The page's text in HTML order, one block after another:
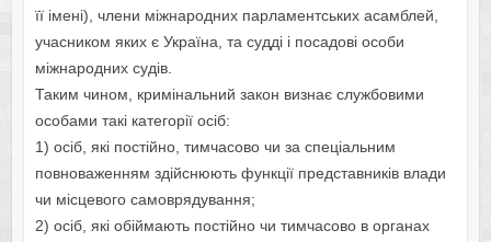
її імені), члени міжнародних парламентських асамблей,
учасником яких є Україна, та судді і посадові особи
міжнародних судів.
Таким чином, кримінальний закон визнає службовими
особами такі категорії осіб:
1) осіб, які постійно, тимчасово чи за спеціальним
повноваженням здійснюють функції представників влади
чи місцевого самоврядування;
2) осіб, які обіймають постійно чи тимчасово в органах